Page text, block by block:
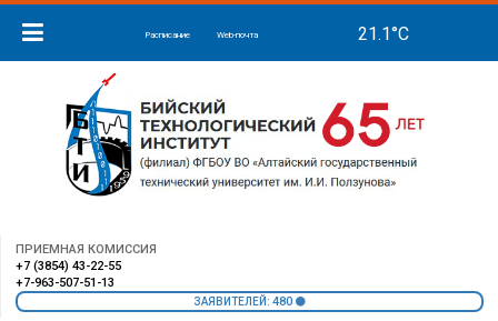
Расписание Web-почта
ПРИЕМНАЯ КОМИССИЯ
+7 (3854) 43-22-55
+7-963-507-51-13
ЗАЯВИТЕЛЕЙ: 480